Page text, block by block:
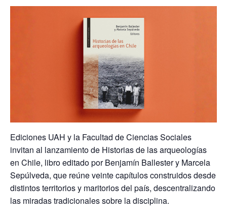
Ediciones UAH y la Facultad de Ciencias Sociales
invitan al lanzamiento de Historias de las arqueologías
en Chile, libro editado por Benjamín Ballester y Marcela
Sepúlveda, que reúne veinte capítulos construidos desde
distintos territorios y maritorios del país, descentralizando
las miradas tradicionales sobre la disciplina.